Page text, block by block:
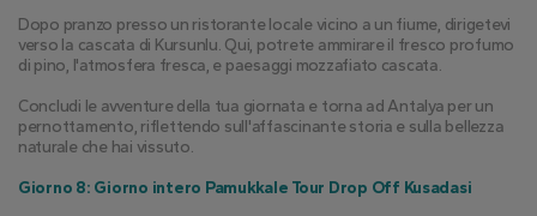
Dopo pranzo presso un ristorante locale vicino a un fiume, dirigetevi
verso la cascata di Kursunlu. Qui, potrete ammirare il fresco profumo
di pino, l'atmosfera fresca, e paesaggi mozzafiato cascata.
Concludi le avventure della tua giornata e torna ad Antalya per un
pernottamento, riflettendo sull'affascinante storia e sulla bellezza
naturale che hai vissuto.
Giorno 8: Giorno intero Pamukkale Tour Drop Off Kusadasi